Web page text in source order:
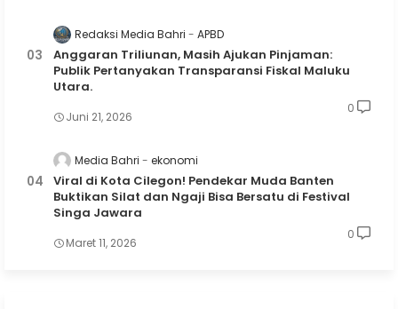
Redaksi Media Bahri APBD
Anggaran Triliunan, Masih Ajukan Pinjaman:
Publik Pertanyakan Transparansi Fiskal Maluku
Utara.
Juni 21, 2026
0
Media Bahri ekonomi
Viral di Kota Cilegon! Pendekar Muda Banten
Buktikan Silat dan Ngaji Bisa Bersatu di Festival
Singa Jawara
Maret 11, 2026
0